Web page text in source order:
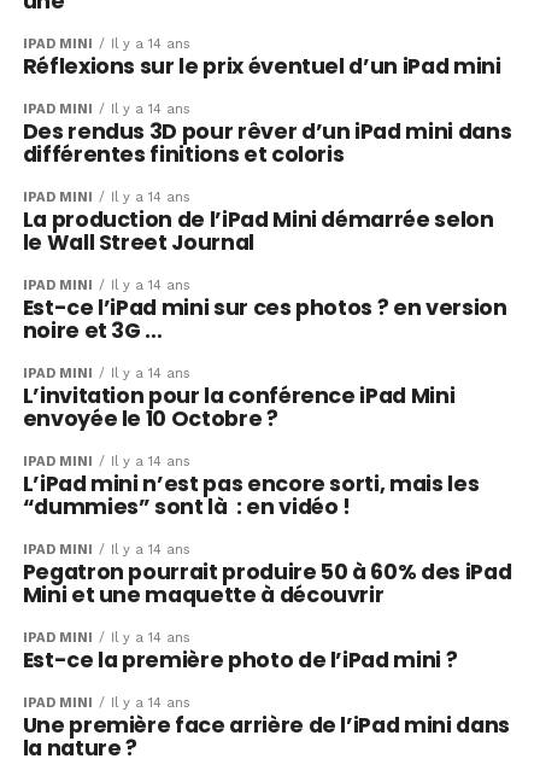
IPAD MINI Il y a 14 ans
Réflexions sur le prix éventuel d’un iPad mini
IPAD MINI Il y a 14 ans
Des rendus 3D pour rêver d’un iPad mini dans
différentes finitions et coloris
IPAD MINI Il y a 14 ans
La production de l’iPad Mini démarrée selon
le Wall Street Journal
IPAD MINI Il y a 14 ans
Est-ce l’iPad mini sur ces photos ? en version
noire et 3G …
IPAD MINI Il y a 14 ans
L’invitation pour la conférence iPad Mini
envoyée le 10 Octobre ?
IPAD MINI Il y a 14 ans
L’iPad mini n’est pas encore sorti, mais les
“dummies” sont là : en vidéo !
IPAD MINI Il y a 14 ans
Pegatron pourrait produire 50 à 60% des iPad
Mini et une maquette à découvrir
IPAD MINI Il y a 14 ans
Est-ce la première photo de l’iPad mini ?
IPAD MINI Il y a 14 ans
Une première face arrière de l’iPad mini dans
la nature ?